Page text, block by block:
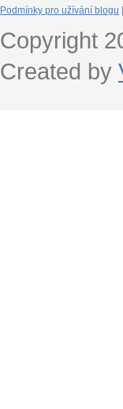
Podmínky pro užívání blogu
Copyright
Created by